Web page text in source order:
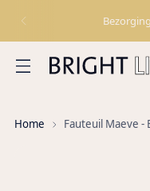
Home Fauteuil Maeve -